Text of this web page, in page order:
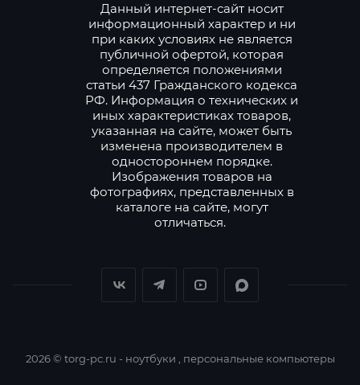
Данный интернет-сайт носит
информационный характер и ни
при каких условиях не является
публичной офертой, которая
определяется положениями
статьи 437 Гражданского кодекса
РФ. Информация о технических и
иных характеристиках товаров,
указанная на сайте, может быть
изменена производителем в
одностороннем порядке.
Изображения товаров на
фотографиях, представленных в
каталоге на сайте, могут
отличаться.
2026 © torg-pc.ru - ноутбуки , персональные компьютеры